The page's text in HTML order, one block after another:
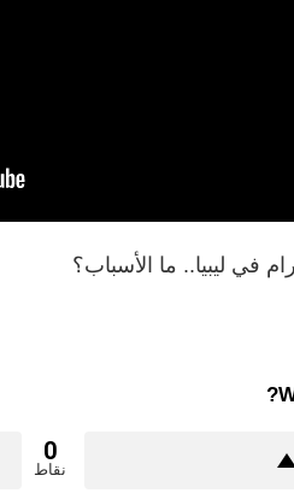
في ليبيا.. ما الأسباب؟
0
نقاط